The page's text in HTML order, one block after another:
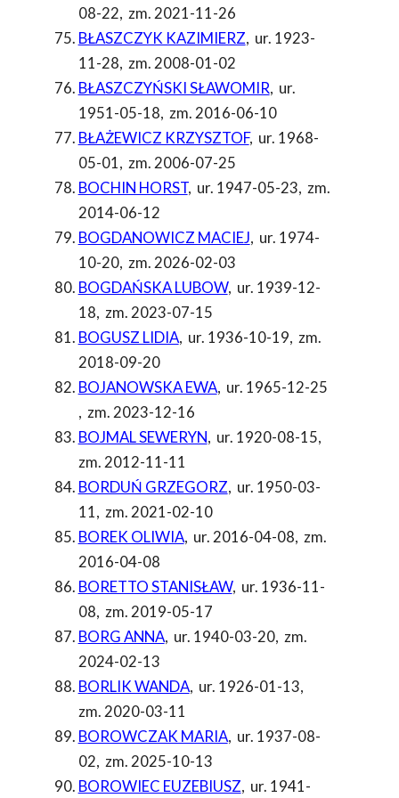
08-22, zm. 2021-11-26
BŁASZCZYK KAZIMIERZ, ur. 1923-
11-28, zm. 2008-01-02
BŁASZCZYŃSKI SŁAWOMIR, ur.
1951-05-18, zm. 2016-06-10
BŁAŻEWICZ KRZYSZTOF, ur. 1968-
05-01, zm. 2006-07-25
BOCHIN HORST, ur. 1947-05-23, zm.
2014-06-12
BOGDANOWICZ MACIEJ, ur. 1974-
10-20, zm. 2026-02-03
BOGDAŃSKA LUBOW, ur. 1939-12-
18, zm. 2023-07-15
BOGUSZ LIDIA, ur. 1936-10-19, zm.
2018-09-20
BOJANOWSKA EWA, ur. 1965-12-25
, zm. 2023-12-16
BOJMAL SEWERYN, ur. 1920-08-15,
zm. 2012-11-11
BORDUŃ GRZEGORZ, ur. 1950-03-
11, zm. 2021-02-10
BOREK OLIWIA, ur. 2016-04-08, zm.
2016-04-08
BORETTO STANISŁAW, ur. 1936-11-
08, zm. 2019-05-17
BORG ANNA, ur. 1940-03-20, zm.
2024-02-13
BORLIK WANDA, ur. 1926-01-13,
zm. 2020-03-11
BOROWCZAK MARIA, ur. 1937-08-
02, zm. 2025-10-13
BOROWIEC EUZEBIUSZ, ur. 1941-